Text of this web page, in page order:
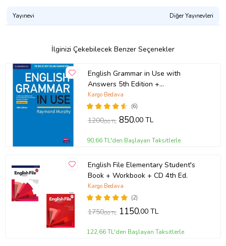
Yayınevi Diğer Yayınevleri
İlginizi Çekebilecek Benzer Seçenekler
English Grammar in Use with
Answers 5th Edition +
Downloadable Audios CD
(6)
Kargo Bedava
1200,00 TL 850,00 TL
90,66 TL'den Başlayan Taksitlerle
English File Elementary Student's
Book + Workbook + CD 4th Ed.
(2)
Kargo Bedava
1750,00 TL 1150,00 TL
122,66 TL'den Başlayan Taksitlerle